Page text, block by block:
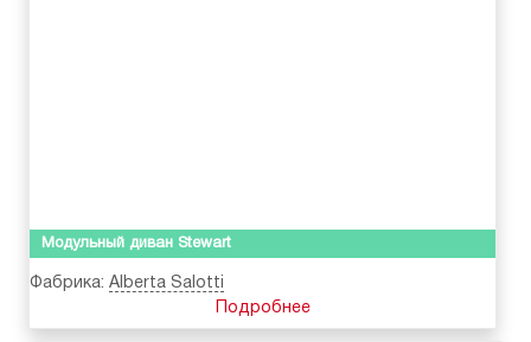
Модульный диван Stewart
Фабрика: Alberta Salotti
Подробнее